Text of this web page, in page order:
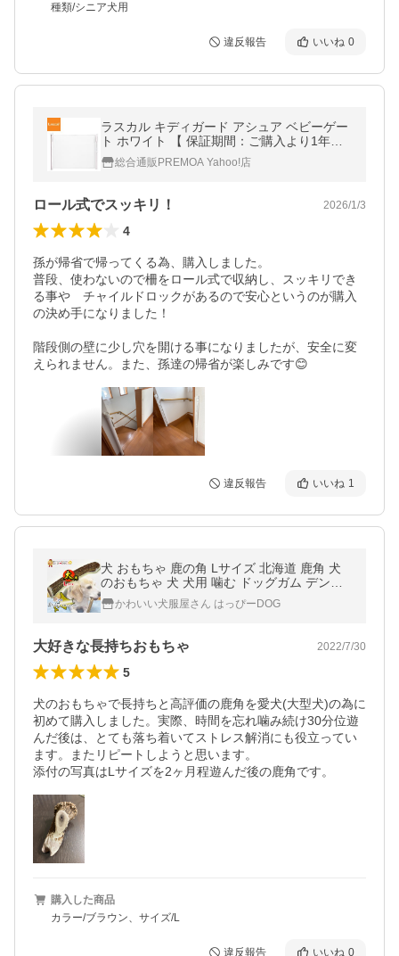
種類/シニア犬用
違反報告 いいね 0
ラスカル キディガード アシュア ベビーゲー
ト ホワイト 【 保証期間：ご購入より1年間
】 [ ゲート 段差 敷居 ロール 簡単 ]
総合通販PREMOA Yahoo!店
ロール式でスッキリ！ 2026/1/3
4
孫が帰省で帰ってくる為、購入しました。
普段、使わないので柵をロール式で収納し、スッキリでき
る事や　チャイルドロックがあるので安心というのが購入
の決め手になりました！
階段側の壁に少し穴を開ける事になりましたが、安全に変
えられません。また、孫達の帰省が楽しみです😊
違反報告 いいね 1
犬 おもちゃ 鹿の角 Lサイズ 北海道 鹿角 犬
のおもちゃ 犬 犬用 噛む ドッグガム デンタ
ルケア デンタル効果 無添加 壊れない 送料無
料かわいい犬服屋さん はっぴーDOG
大好きな長持ちおもちゃ 2022/7/30
5
犬のおもちゃで長持ちと高評価の鹿角を愛犬(大型犬)の為に
初めて購入しました。実際、時間を忘れ噛み続け30分位遊
んだ後は、とても落ち着いてストレス解消にも役立ってい
ます。またリピートしようと思います。
添付の写真はLサイズを2ヶ月程遊んだ後の鹿角です。
購入した商品
カラー/ブラウン、サイズ/L
違反報告 いいね 0